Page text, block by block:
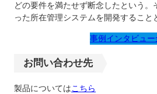
どの要件を満たせず断念したという。
った所在管理システムを開発すること
事例インタビュー
お問い合わせ先
製品についてはこちら